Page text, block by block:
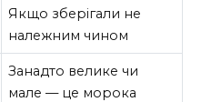
Якщо зберігали не
належним чином
Занадто велике чи
мале — це морока